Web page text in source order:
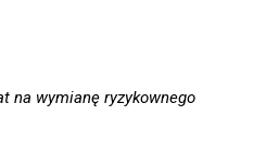
na wymianę ryzykownego